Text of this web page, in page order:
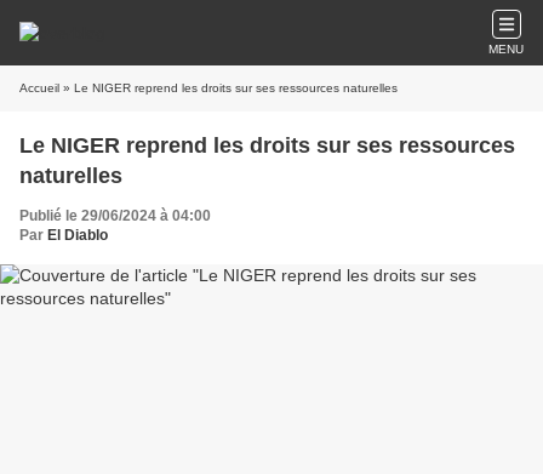
MENU
Accueil » Le NIGER reprend les droits sur ses ressources naturelles
Le NIGER reprend les droits sur ses ressources
naturelles
Publié le 29/06/2024 à 04:00
Par El Diablo